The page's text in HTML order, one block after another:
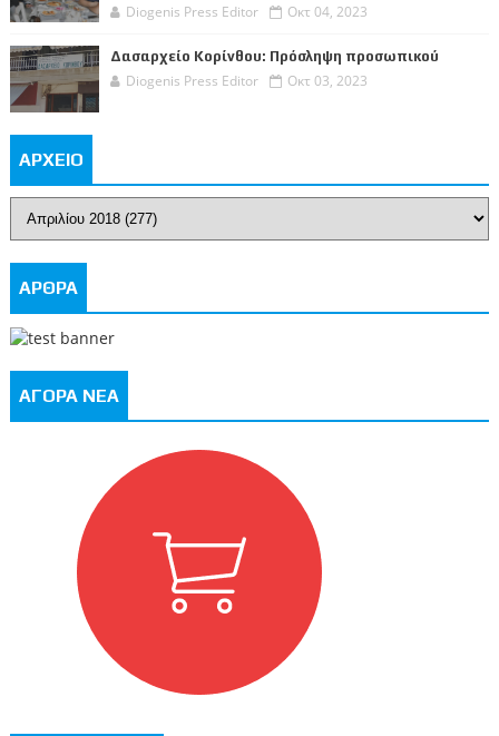
Diogenis Press Editor Οκτ 04, 2023
Δασαρχείο Κορίνθου: Πρόσληψη προσωπικού
Diogenis Press Editor Οκτ 03, 2023
ΑΡΧΕΙΟ
ΑΡΘΡΑ
ΑΓΟΡΑ ΝΕΑ